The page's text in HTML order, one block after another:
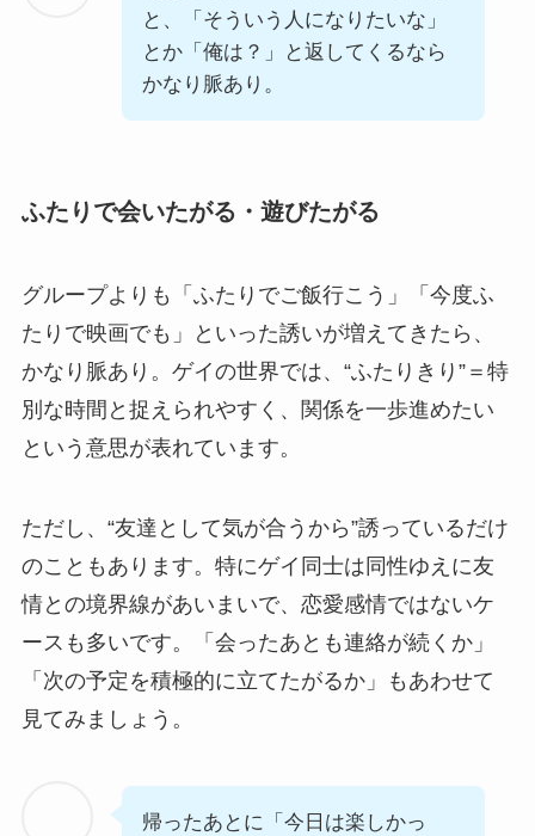
と、「そういう人になりたいな」
とか「俺は？」と返してくるなら
かなり脈あり。
ふたりで会いたがる・遊びたがる
グループよりも「ふたりでご飯行こう」「今度ふ
たりで映画でも」といった誘いが増えてきたら、
かなり脈あり。ゲイの世界では、“ふたりきり”＝特
別な時間と捉えられやすく、関係を一歩進めたい
という意思が表れています。
ただし、“友達として気が合うから”誘っているだけ
のこともあります。特にゲイ同士は同性ゆえに友
情との境界線があいまいで、恋愛感情ではないケ
ースも多いです。「会ったあとも連絡が続くか」
「次の予定を積極的に立てたがるか」もあわせて
見てみましょう。
帰ったあとに「今日は楽しかっ